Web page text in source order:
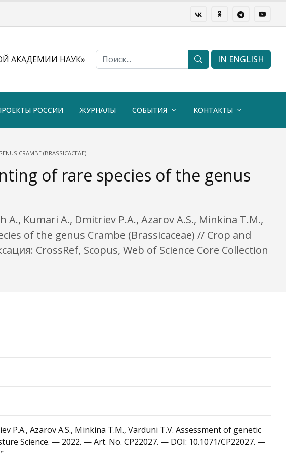
АКАДЕМИИ НАУК»
IN ENGLISH
РОССИИ ЖУРНАЛЫ СОБЫТИЯ КОНТАКТЫ
CRAMBE (BRASSICACEAE)
of rare species of the genus
A., Kumari A., Dmitriev P.A., Azarov A.S., Minkina T.M.,
of the genus Crambe (Brassicaceae) // Crop and
CrossRef, Scopus, Web of Science Core Collection
P.A., Azarov A.S., Minkina T.M., Varduni T.V. Assessment of genetic
Science. — 2022. — Art. No. CP22027. — DOI: 10.1071/CP22027. —